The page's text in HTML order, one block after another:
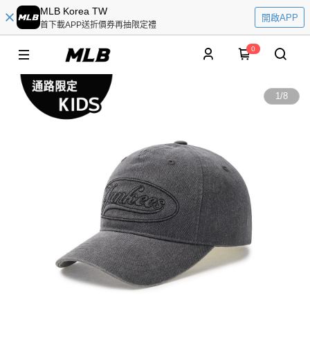
MLB Korea TW
首下載APP送折價券再抽限定禮
開啟APP
0
1/8